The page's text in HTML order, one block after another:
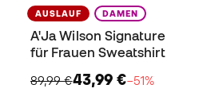
AUSLAUF DAMEN
A'Ja Wilson Signature
für Frauen Sweatshirt
89,99 €43,99 €−51%